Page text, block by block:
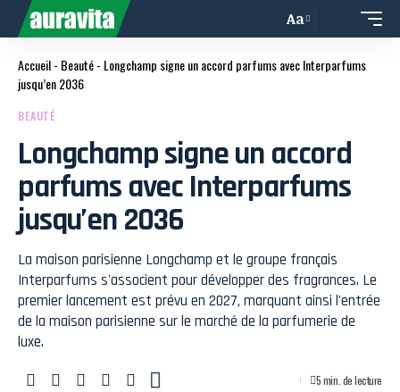
Aa
Accueil- Beauté- Longchamp signe un accord parfums avec Interparfums
jusqu’en 2036
BEAUTÉ
Longchamp signe un accord
parfums avec Interparfums
jusqu’en 2036
La maison parisienne Longchamp et le groupe français
Interparfums s'associent pour développer des fragrances. Le
premier lancement est prévu en 2027, marquant ainsi l'entrée
de la maison parisienne sur le marché de la parfumerie de
luxe.
5 min. de lecture